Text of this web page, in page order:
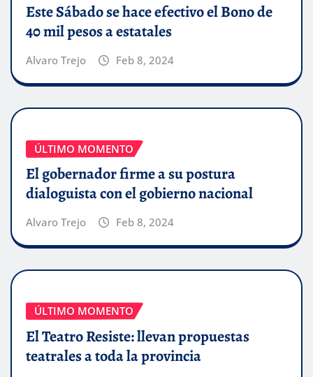
Este Sábado se hace efectivo el Bono de
40 mil pesos a estatales
Alvaro Trejo Feb 8, 2024
ÚLTIMO MOMENTO
El gobernador firme a su postura
dialoguista con el gobierno nacional
Alvaro Trejo Feb 8, 2024
ÚLTIMO MOMENTO
El Teatro Resiste: llevan propuestas
teatrales a toda la provincia